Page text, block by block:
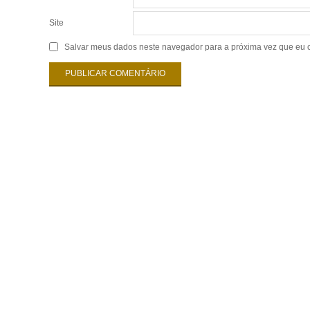
Site
Salvar meus dados neste navegador para a próxima vez que eu